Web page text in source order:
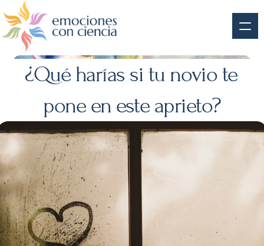
¿Qué harías si tu novio te
pone en este aprieto?